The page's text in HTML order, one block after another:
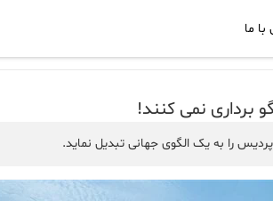
ما
برداری نمی کنند!
را به یک الگوی جهانی تبدیل نماید.